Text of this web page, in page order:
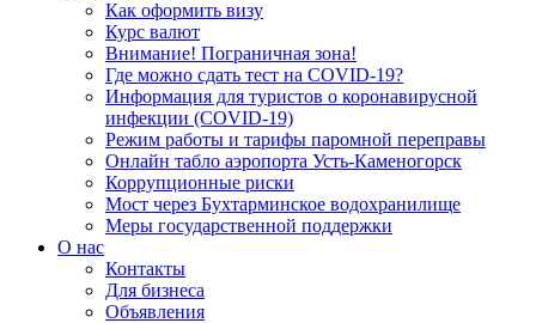
Как оформить визу
Курс валют
Внимание! Пограничная зона!
Где можно сдать тест на COVID-19?
Информация для туристов о коронавирусной
инфекции (COVID-19)
Режим работы и тарифы паромной переправы
Онлайн табло аэропорта Усть-Каменогорск
Коррупционные риски
Мост через Бухтарминское водохранилище
Меры государственной поддержки
О нас
Контакты
Для бизнеса
Объявления